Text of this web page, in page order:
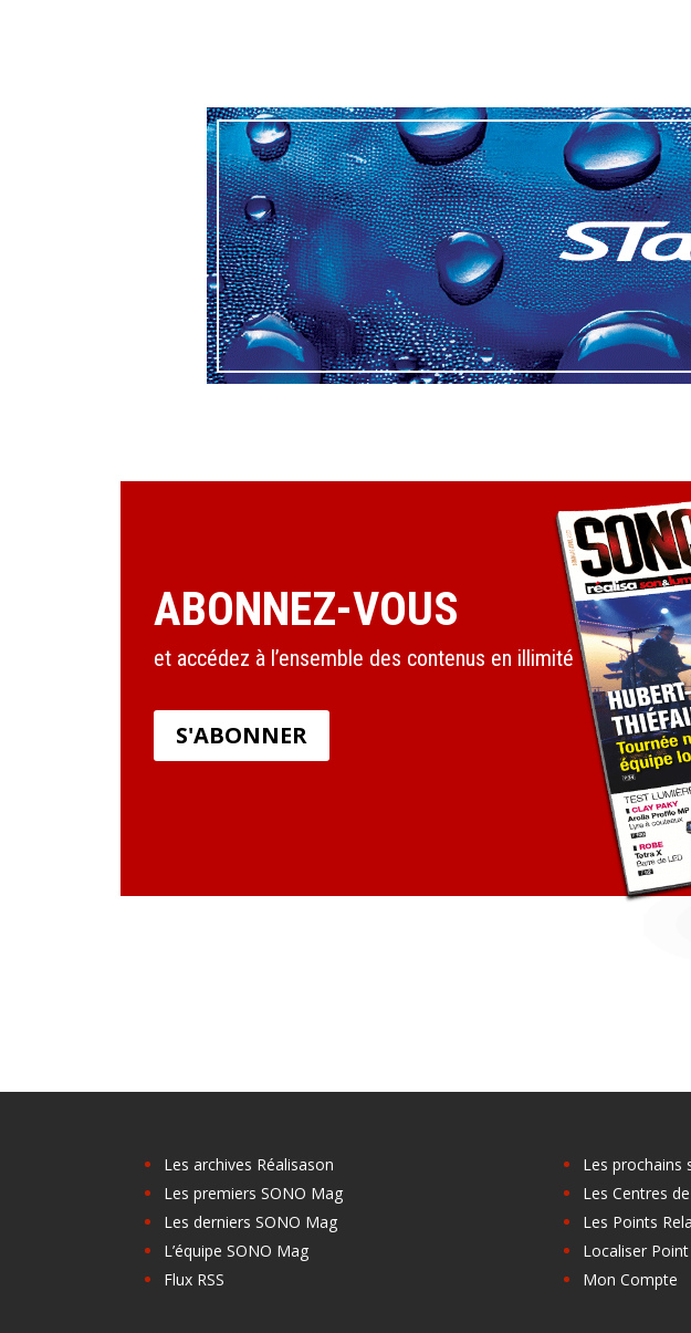
ABONNEZ-VOUS
et accédez à l’ensemble des contenus en illimité
S'ABONNER
Les archives Réalisason
Les premiers SONO Mag
Les derniers SONO Mag
L’équipe SONO Mag
Flux RSS
Les prochains
Les Centres
Les Points
Localiser Point
Mon Compte